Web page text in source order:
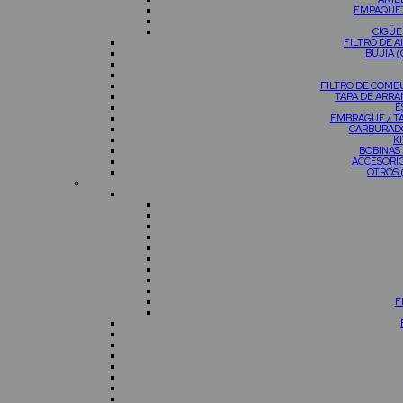
FILTRO DE
BUJIA
FILTRO DE
TAPA DE
EMBRAGUE /